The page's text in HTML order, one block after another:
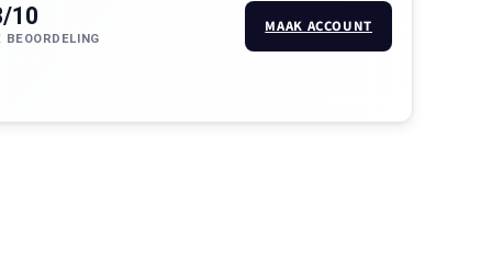
10 MAAK ACCOUNT